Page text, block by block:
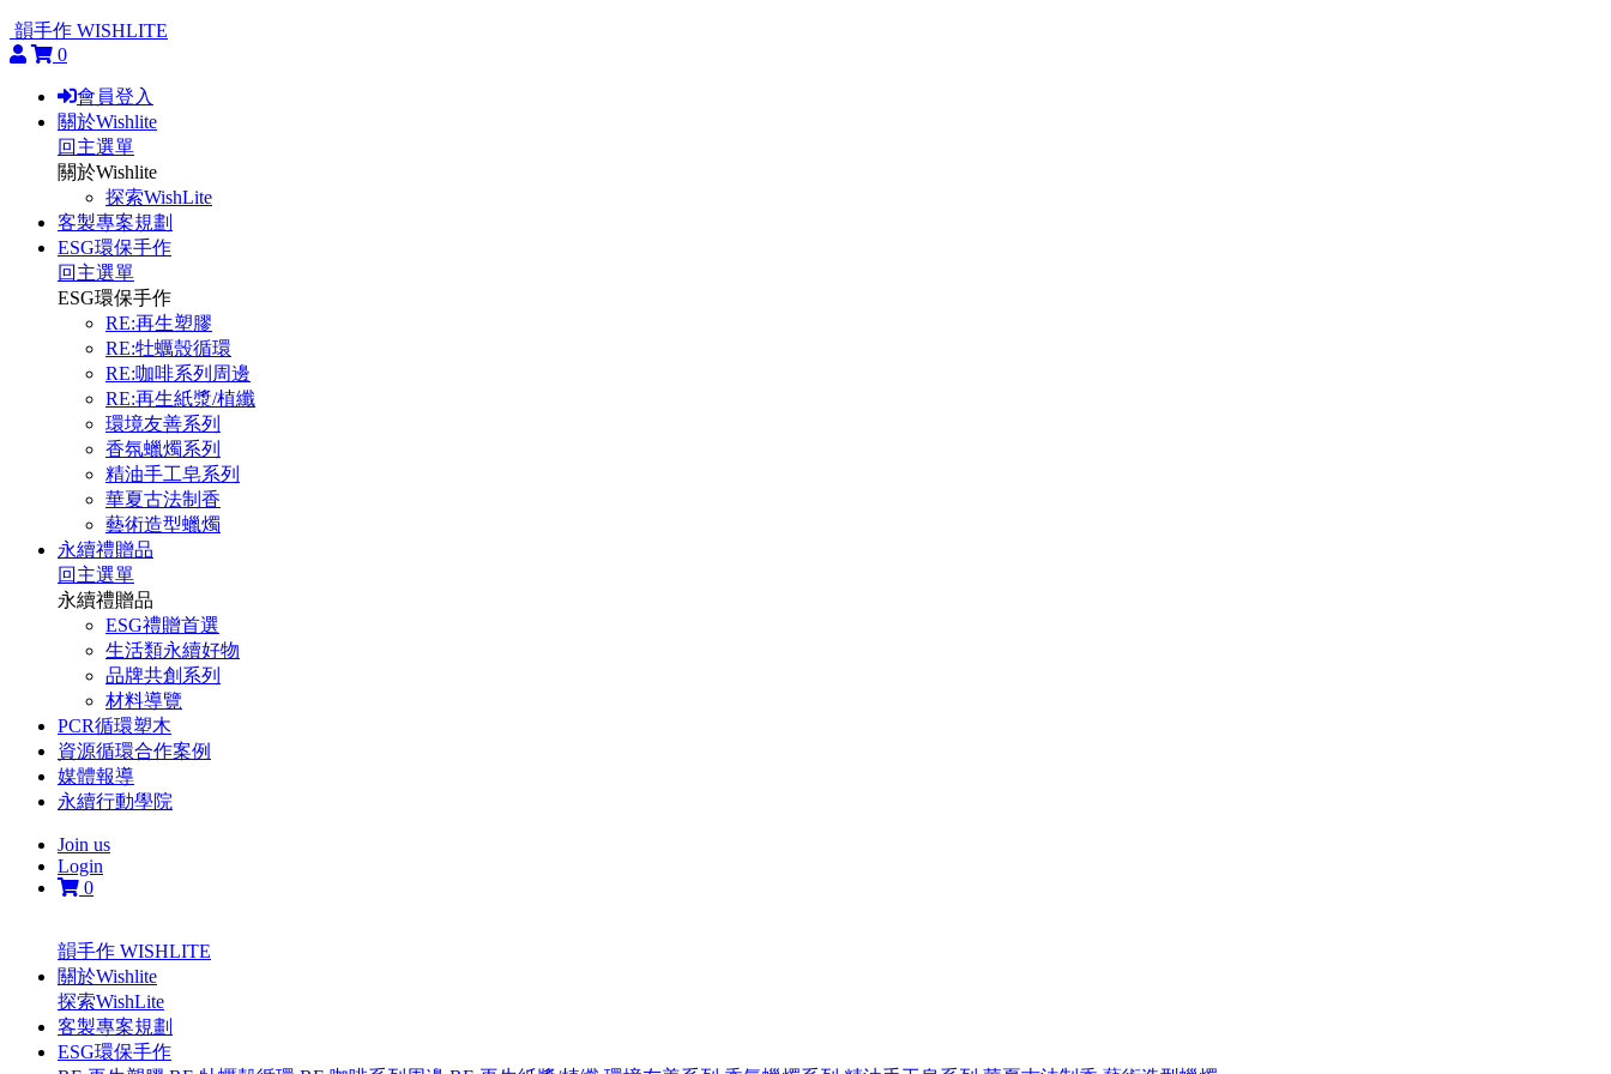
韻手作 WISHLITE
0
會員登入
關於Wishlite
回主選單
關於Wishlite
探索WishLite
客製專案規劃
ESG環保手作
回主選單
ESG環保手作
RE:再生塑膠
RE:牡蠣殼循環
RE:咖啡系列周邊
RE:再生紙漿/植纖
環境友善系列
香氛蠟燭系列
精油手工皂系列
華夏古法制香
藝術造型蠟燭
永續禮贈品
回主選單
永續禮贈品
ESG禮贈首選
生活類永續好物
品牌共創系列
材料導覽
PCR循環塑木
資源循環合作案例
媒體報導
永續行動學院
Join us
Login
0
韻手作 WISHLITE
關於Wishlite
探索WishLite
客製專案規劃
ESG環保手作